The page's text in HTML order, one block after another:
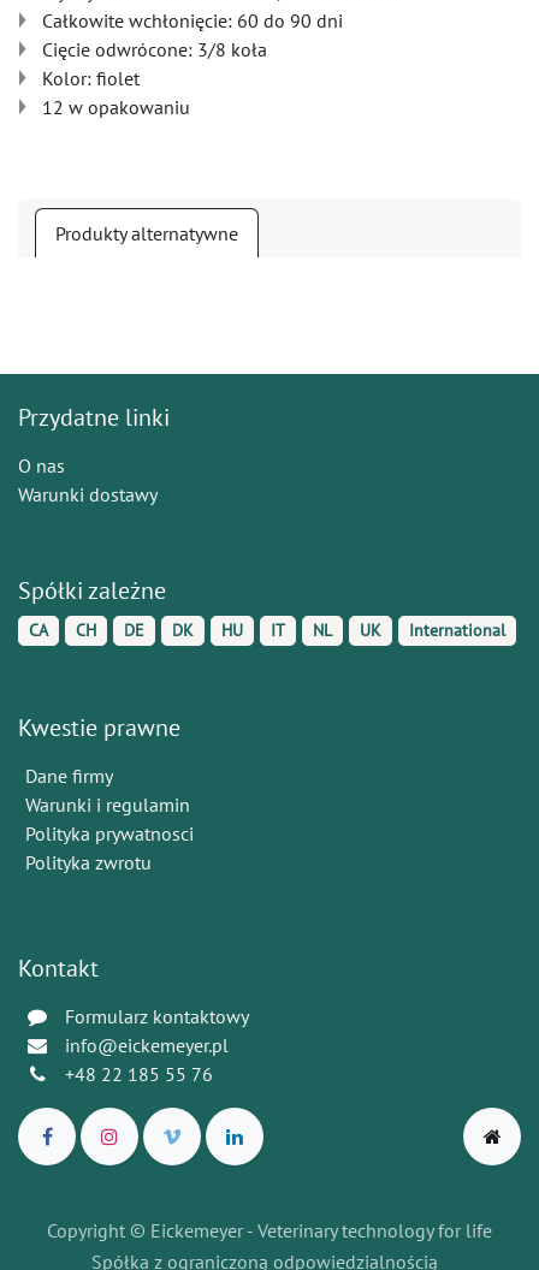
Całkowite wchłonięcie: 60 do 90 dni
Cięcie odwrócone: 3/8 koła
Kolor: fiolet
12 w opakowaniu
Produkty alternatywne
Przydatne linki
O nas
Warunki dostawy
Spółki zależne
CA CH DE DK HU IT NL UK International
Kwestie prawne
Dane firmy
Warunki i regulamin
Polityka prywatnosci
Polityka zwrotu
Kontakt
Formularz kontaktowy
info@eickemeyer.pl
+48 22 185 55 76
Copyright © Eickemeyer - Veterinary technology for life
Spółka z ograniczoną odpowiedzialnością